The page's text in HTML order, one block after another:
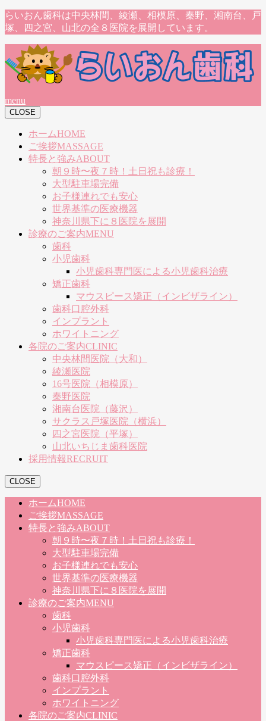
らいおん歯科は中央林間、綾瀬、相模原、秦野、湘南台、戸
塚、四之宮、山北の全８医院を展開しています。
menu
CLOSE
ホームHOME
ご挨拶MASSAGE
特長と強みABOUT
朝９時〜夜７時！土日祝も診療！
大型駐車場完備
お子様連れでも安心
世界基準の医療機器
神奈川県下に８医院を展開
診療のご案内MENU
歯科
小児歯科
小児歯科専門医による小児歯科治療
矯正歯科
マウスピース矯正（インビザライン）
歯科口腔外科
インプラント
ホワイトニング
各院のご案内CLINIC
中央林間医院（大和）
綾瀬医院
16号医院（相模原）
秦野医院
湘南台医院（藤沢）
サクラス戸塚医院（横浜）
四之宮医院（平塚）
山北いちじま歯科医院
採用情報RECRUIT
CLOSE
ホームHOME
ご挨拶MASSAGE
特長と強みABOUT
朝９時〜夜７時！土日祝も診療！
大型駐車場完備
お子様連れでも安心
世界基準の医療機器
神奈川県下に８医院を展開
診療のご案内MENU
歯科
小児歯科
小児歯科専門医による小児歯科治療
矯正歯科
マウスピース矯正（インビザライン）
歯科口腔外科
インプラント
ホワイトニング
各院のご案内CLINIC